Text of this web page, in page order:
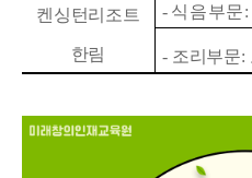
켄싱턴리조트
한림
- 식음부문:
- 조리부문: